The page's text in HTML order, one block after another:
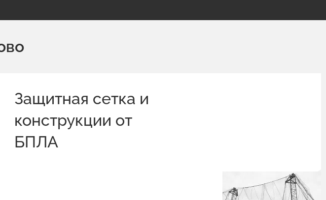
Защитная сетка и
конструкции от
БПЛА